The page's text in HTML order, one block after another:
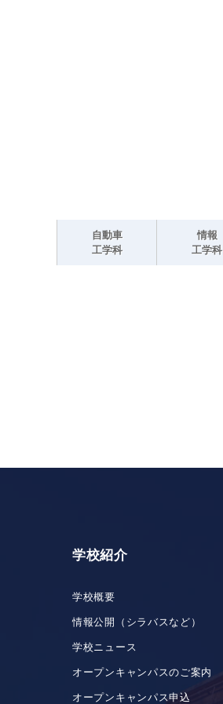
自動車
工学科
情報
工学科
学校紹介
学校概要
情報公開（シラバスなど）
学校ニュース
オープンキャンパスのご案内
オープンキャンパス申込